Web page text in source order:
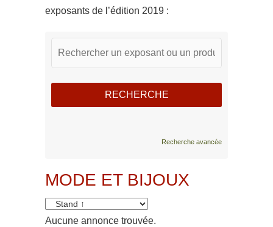
exposants de l’édition 2019 :
Recherche avancée
MODE ET BIJOUX
Aucune annonce trouvée.